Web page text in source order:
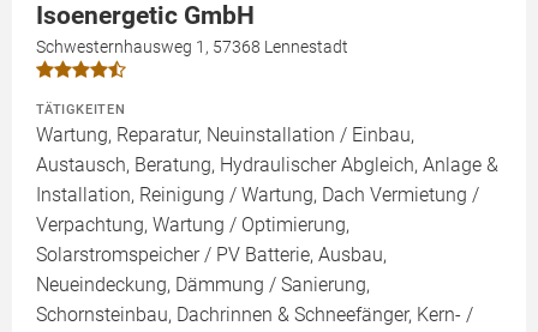
Isoenergetic GmbH
Schwesternhausweg 1, 57368 Lennestadt
TÄTIGKEITEN
Wartung, Reparatur, Neuinstallation / Einbau,
Austausch, Beratung, Hydraulischer Abgleich, Anlage &
Installation, Reinigung / Wartung, Dach Vermietung /
Verpachtung, Wartung / Optimierung,
Solarstromspeicher / PV Batterie, Ausbau,
Neueindeckung, Dämmung / Sanierung,
Schornsteinbau, Dachrinnen & Schneefänger, Kern- /